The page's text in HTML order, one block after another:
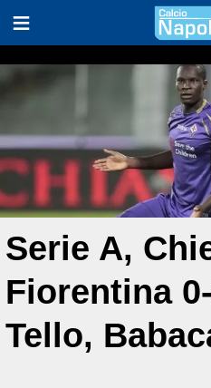
Serie A,
Fiorentina
Tello,